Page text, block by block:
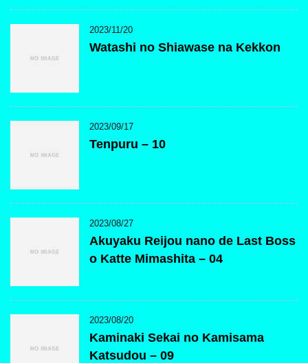
2023/11/20
Watashi no Shiawase na Kekkon
2023/09/17
Tenpuru – 10
2023/08/27
Akuyaku Reijou nano de Last Boss
o Katte Mimashita – 04
2023/08/20
Kaminaki Sekai no Kamisama
Katsudou – 09